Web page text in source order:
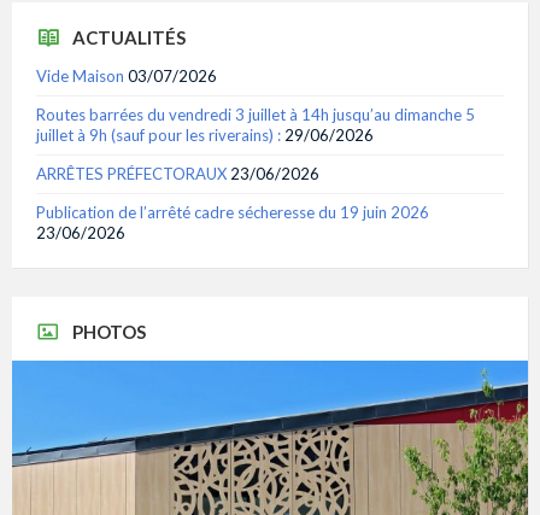
ACTUALITÉS
Vide Maison 03/07/2026
Routes barrées du vendredi 3 juillet à 14h jusqu’au dimanche 5
juillet à 9h (sauf pour les riverains) : 29/06/2026
ARRÊTES PRÉFECTORAUX 23/06/2026
Publication de l’arrêté cadre sécheresse du 19 juin 2026
23/06/2026
PHOTOS